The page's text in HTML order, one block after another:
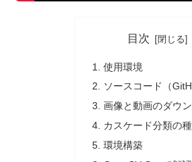
目次
使用環境
ソースコード（
画像と動画のダウ
カスケード分類の
環境構築